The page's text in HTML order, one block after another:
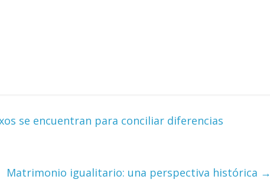
se encuentran para conciliar diferencias
Matrimonio igualitario: una perspectiva histórica →